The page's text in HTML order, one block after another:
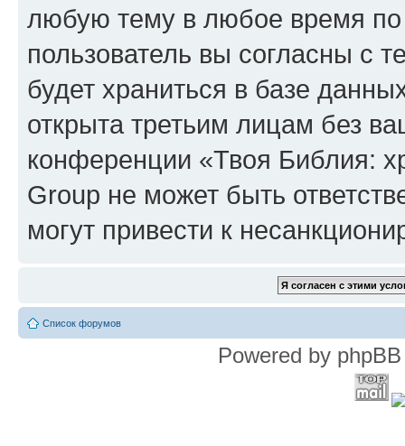
любую тему в любое время
пользователь вы согласны с
будет храниться в базе
открыта третьим лицам без
конференции «Твоя Библия:
Group не может быть
могут привести к
Список форумов
Powered by